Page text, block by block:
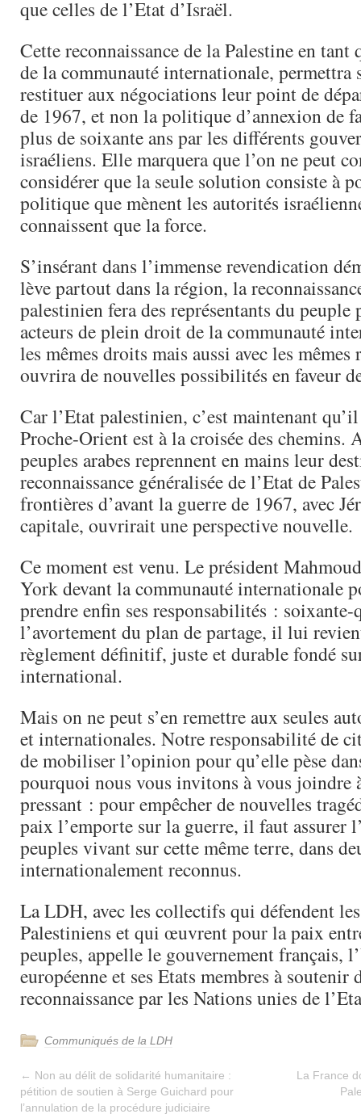
que celles de l’Etat d’Israël.
Cette reconnaissance de la Palestine en tant
de la communauté internationale, permettra
restituer aux négociations leur point de
de 1967, et non la politique d’annexion de
plus de soixante ans par les différents
israéliens. Elle marquera que l’on ne peut
considérer que la seule solution consiste à
politique que mènent les autorités
connaissent que la force.
S’insérant dans l’immense revendication
lève partout dans la région, la
palestinien fera des représentants du peuple
acteurs de plein droit de la communauté
les mêmes droits mais aussi avec les
ouvrira de nouvelles possibilités en faveur
Car l’Etat palestinien, c’est maintenant
Proche-Orient est à la croisée des chemins.
peuples arabes reprennent en mains leur
reconnaissance généralisée de l’Etat de
frontières d’avant la guerre de 1967, avec
capitale, ouvrirait une perspective nouvelle.
Ce moment est venu. Le président
York devant la communauté internationale
prendre enfin ses responsabilités : soixante-
l’avortement du plan de partage, il lui
règlement définitif, juste et durable fondé
international.
Mais on ne peut s’en remettre aux seules
et internationales. Notre responsabilité de
de mobiliser l’opinion pour qu’elle pèse
pourquoi nous vous invitons à vous joindre
pressant : pour empêcher de nouvelles
paix l’emporte sur la guerre, il faut assurer
peuples vivant sur cette même terre, dans
internationalement reconnus.
La LDH, avec les collectifs qui défendent
Palestiniens et qui œuvrent pour la paix
peuples, appelle le gouvernement français,
européenne et ses Etats membres à soutenir
reconnaissance par les Nations unies de
Communiqués de la LDH
← Non au délit de solidarité humanitaire :
pétition de soutien à Serge Guichard pour
l’annulation de la procédure judiciaire
La France